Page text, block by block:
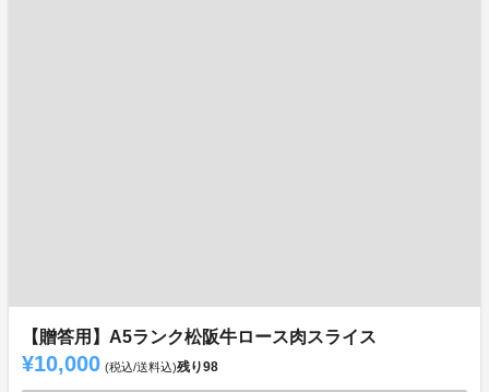
【贈答用】A5ランク松阪牛ロース肉スライス
¥10,000 (税込/送料込)残り98